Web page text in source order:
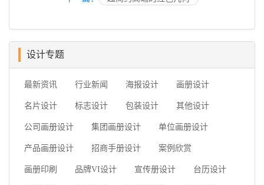
设计专题
最新资讯 行业新闻 海报设计 画册设计
名片设计 标志设计 包装设计 其他设计
公司画册设计 集团画册设计 单位画册设计
产品画册设计 招商手册设计 案例欣赏
画册印刷 品牌VI设计 宣传册设计 台历设计